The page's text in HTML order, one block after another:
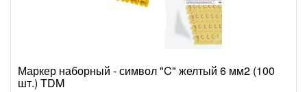
Маркер наборный - символ "C" желтый 6 мм2 (100
шт.) TDM